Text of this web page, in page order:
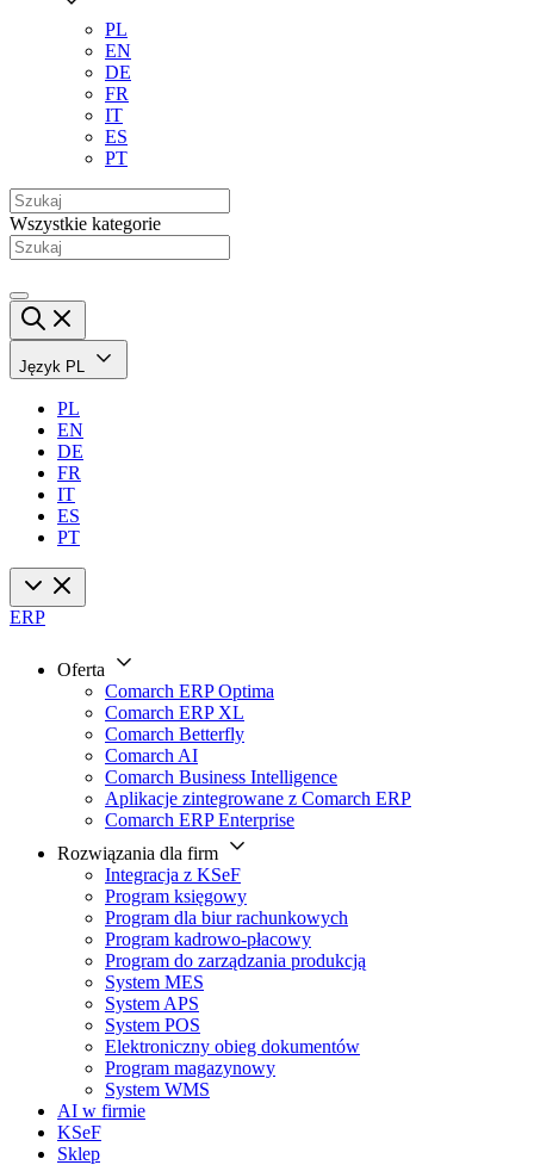
PL
EN
DE
FR
IT
ES
PT
Wszystkie kategorie
Język PL
PL
EN
DE
FR
IT
ES
PT
ERP
Oferta
Comarch ERP Optima
Comarch ERP XL
Comarch Betterfly
Comarch AI
Comarch Business Intelligence
Aplikacje zintegrowane z Comarch ERP
Comarch ERP Enterprise
Rozwiązania dla firm
Integracja z KSeF
Program księgowy
Program dla biur rachunkowych
Program kadrowo-płacowy
Program do zarządzania produkcją
System MES
System APS
System POS
Elektroniczny obieg dokumentów
Program magazynowy
System WMS
AI w firmie
KSeF
Sklep